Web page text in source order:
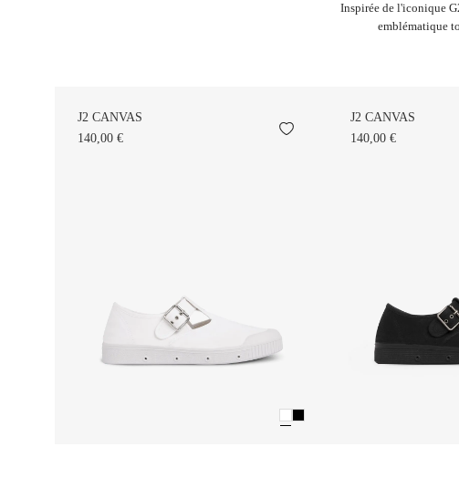
Inspirée de l'iconique
emblématique
J2 CANVAS
140,00 €
J2 CANVAS
140,00 €